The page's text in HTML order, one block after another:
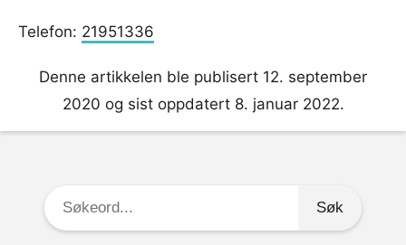
Telefon: 21951336
Denne artikkelen ble publisert 12. september
2020 og sist oppdatert 8. januar 2022.
Søkeord: